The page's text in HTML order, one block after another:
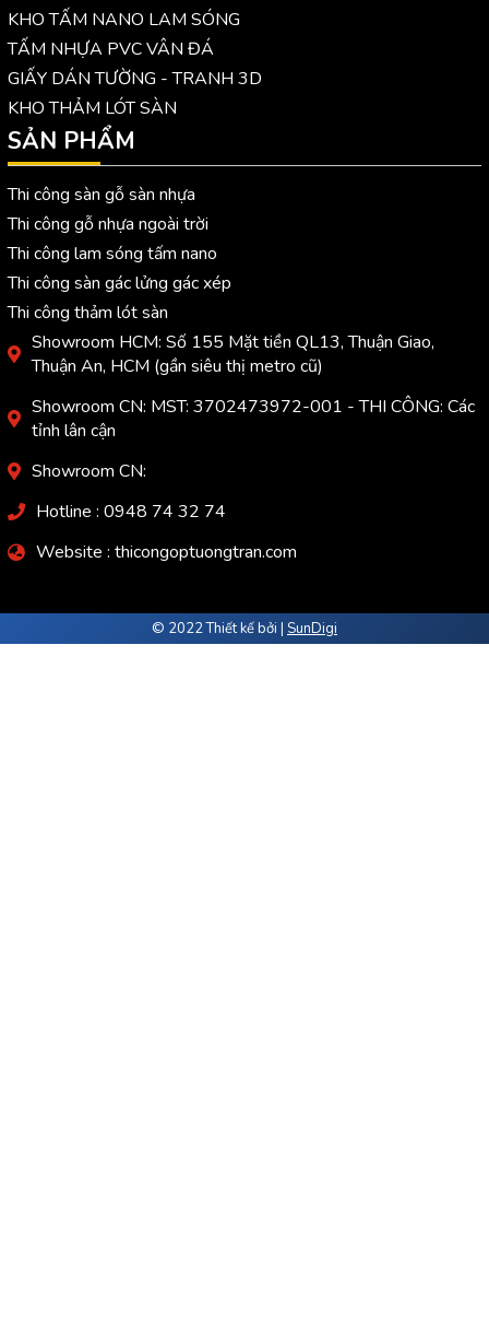
KHO TẤM NANO LAM SÓNG
TẤM NHỰA PVC VÂN ĐÁ
GIẤY DÁN TƯỜNG - TRANH 3D
KHO THẢM LÓT SÀN
SẢN PHẨM
Thi công sàn gỗ sàn nhựa
Thi công gỗ nhựa ngoài trời
Thi công lam sóng tấm nano
Thi công sàn gác lửng gác xép
Thi công thảm lót sàn
Showroom HCM: Số 155 Mặt tiền QL13, Thuận Giao,
Thuận An, HCM (gần siêu thị metro cũ)
Showroom CN: MST: 3702473972-001 - THI CÔNG: Các
tỉnh lân cận
Showroom CN:
Hotline : 0948 74 32 74
Website : thicongoptuongtran.com
© 2022 Thiết kế bởi | SunDigi